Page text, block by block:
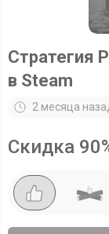
Стратегия
в Steam
2 месяца
Скидка 90